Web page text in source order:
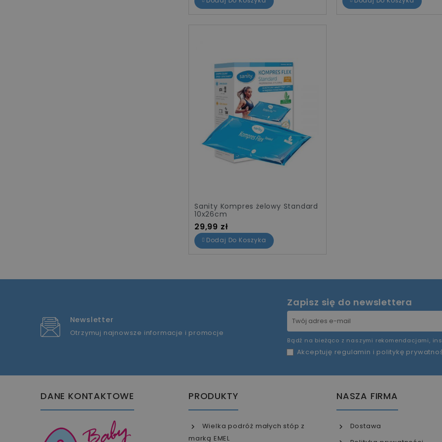
Sanity Kompres żelowy Standard
10x26cm
Cena
29,99 zł
Dodaj Do Koszyka
Newsletter
Otrzymuj najnowsze informacje i promocje
Zapisz się do newslettera
Bądź na bieżąco z naszymi rekomendacjami,
Akceptuję regulamin i politykę
DANE KONTAKTOWE PRODUKTY
Wielka podróż małych stóp z
marką EMEL
NASZA FIRMA
Dostawa